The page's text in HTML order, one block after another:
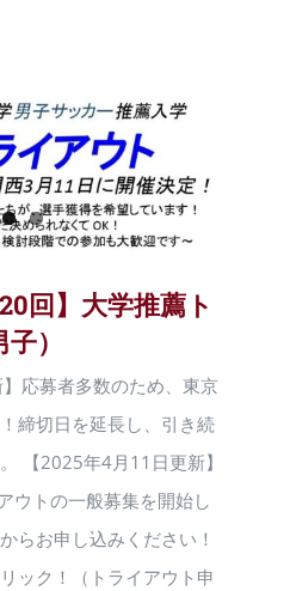
回】大学推薦ト
）
応募者多数のため、東京
締切日を延長し、引き続
【2025年4月11日更新】
ウトの一般募集を開始し
らお申し込みください！
ック！（トライアウト申